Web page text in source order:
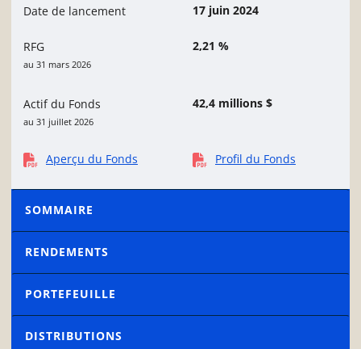
Date de lancement 17 juin 2024
RFG
au 31 mars 2026
2,21 %
Actif du Fonds
au 31 juillet 2026
42,4 millions $
Aperçu du Fonds Profil du Fonds
SOMMAIRE
RENDEMENTS
PORTEFEUILLE
DISTRIBUTIONS